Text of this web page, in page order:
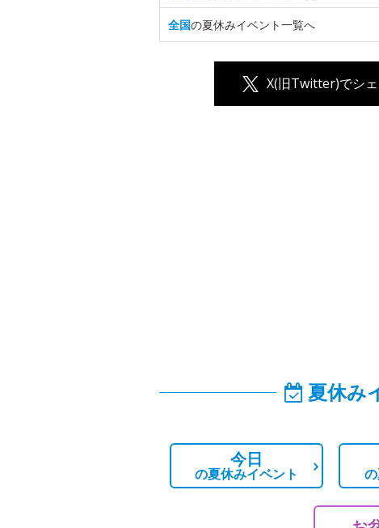
全国の夏休みイベント一覧へ
X(旧Twitter)でシ
夏休み
今日
の夏休みイベント の